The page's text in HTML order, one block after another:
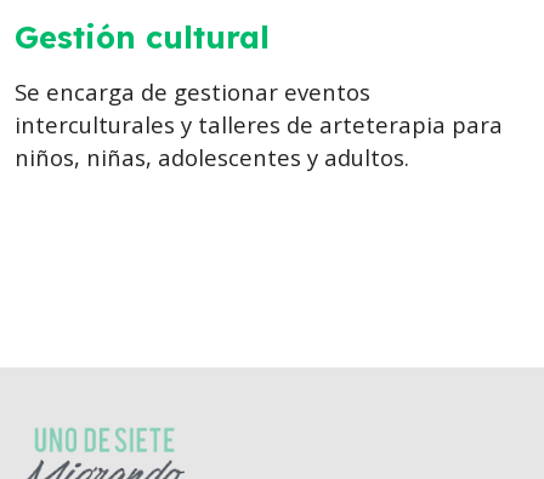
Gestión cultural
Se encarga de gestionar eventos
interculturales y talleres de arteterapia para
niños, niñas, adolescentes y adultos.